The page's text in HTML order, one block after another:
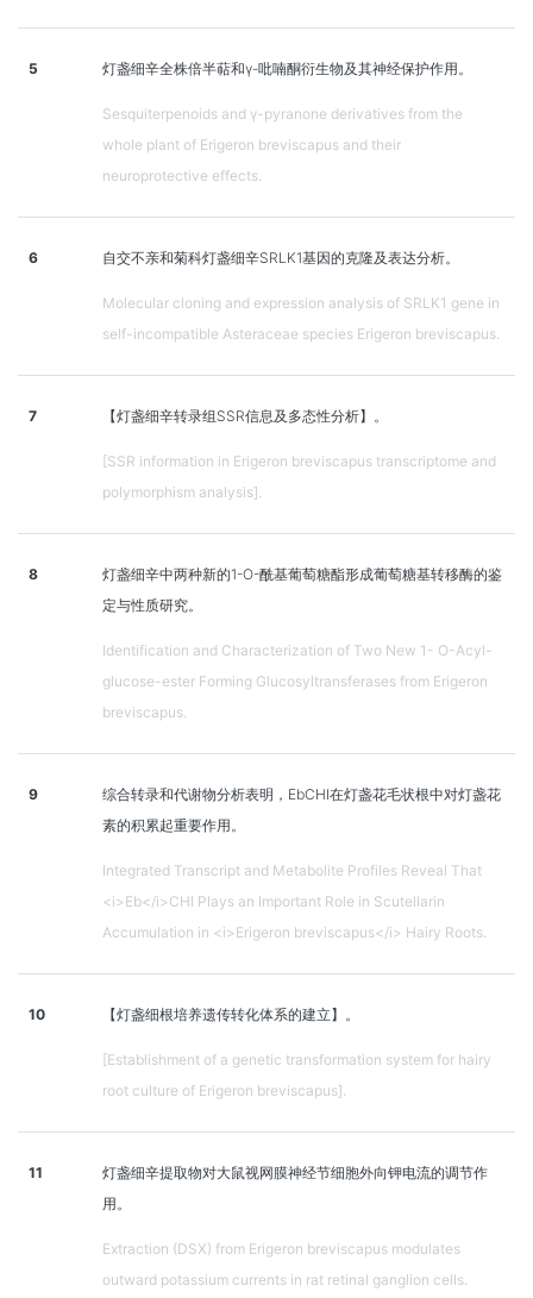
5 灯盏细辛全株倍半萜和γ-吡喃酮衍生物及其神经保护作用。
Sesquiterpenoids and γ-pyranone derivatives from the
whole plant of Erigeron breviscapus and their
neuroprotective effects.
6 自交不亲和菊科灯盏细辛SRLK1基因的克隆及表达分析。
Molecular cloning and expression analysis of SRLK1 gene in
self-incompatible Asteraceae species Erigeron breviscapus.
7 【灯盏细辛转录组SSR信息及多态性分析】。
[SSR information in Erigeron breviscapus transcriptome and
polymorphism analysis].
8
灯盏细辛中两种新的1-O-酰基葡萄糖酯形成葡萄糖基转移酶的鉴
定与性质研究。
Identification and Characterization of Two New 1- O-Acyl-
glucose-ester Forming Glucosyltransferases from Erigeron
breviscapus.
9
综合转录和代谢物分析表明，EbCHI在灯盏花毛状根中对灯盏花
素的积累起重要作用。
Integrated Transcript and Metabolite Profiles Reveal That
<i>Eb</i>CHI Plays an Important Role in Scutellarin
Accumulation in <i>Erigeron breviscapus</i> Hairy Roots.
10 【灯盏细根培养遗传转化体系的建立】。
[Establishment of a genetic transformation system for hairy
root culture of Erigeron breviscapus].
11
灯盏细辛提取物对大鼠视网膜神经节细胞外向钾电流的调节作
用。
Extraction (DSX) from Erigeron breviscapus modulates
outward potassium currents in rat retinal ganglion cells.